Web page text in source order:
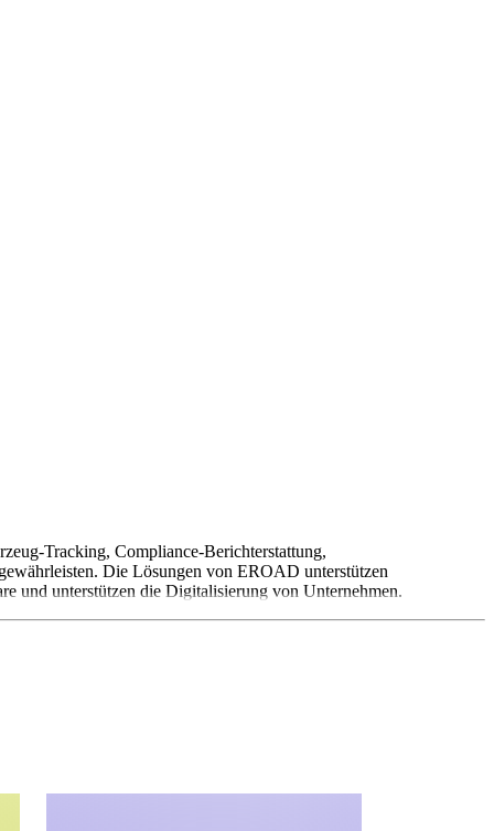
Tracking, Compliance-Berichterstattung,
Die Lösungen von EROAD unterstützen
und unterstützen die Digitalisierung von Unternehmen.